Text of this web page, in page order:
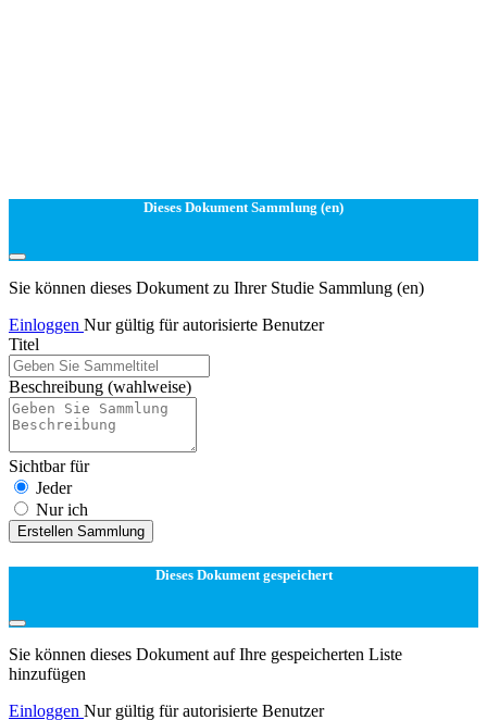
Dieses Dokument Sammlung (en)
Sie können dieses Dokument zu Ihrer Studie Sammlung (en)
Einloggen Nur gültig für autorisierte Benutzer
Titel
Beschreibung (wahlweise)
Sichtbar für
Jeder
Nur ich
Erstellen Sammlung
Dieses Dokument gespeichert
Sie können dieses Dokument auf Ihre gespeicherten Liste
hinzufügen
Einloggen Nur gültig für autorisierte Benutzer